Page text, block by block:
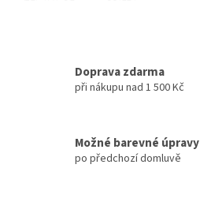
Doprava zdarma
při nákupu nad 1 500 Kč
Možné barevné úpravy
po předchozí domluvě